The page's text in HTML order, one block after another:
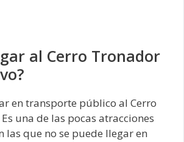
al Cerro Tronador
en transporte público al Cerro
una de las pocas atracciones
las que no se puede llegar en